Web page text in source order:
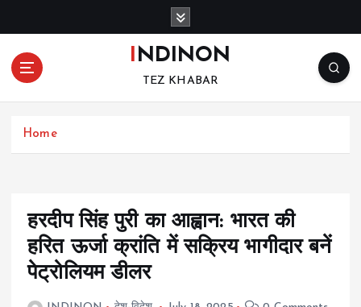
o
INDINON
TEZ KHABAR
Home
हरदीप सिंह पुरी का आह्वान: भारत की
हरित ऊर्जा क्रांति में सक्रिय भागीदार बनें
पेट्रोलियम डीलर